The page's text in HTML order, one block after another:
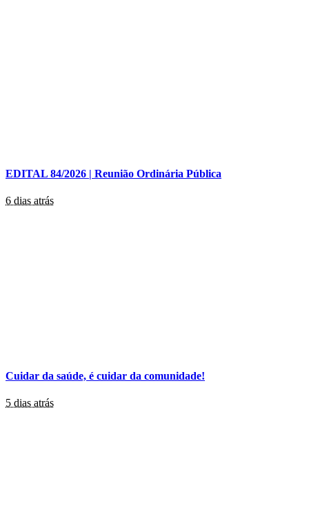
EDITAL 84/2026 | Reunião Ordinária Pública
6 dias atrás
Cuidar da saúde, é cuidar da comunidade!
5 dias atrás